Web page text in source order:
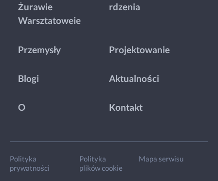
Żurawie
Warsztatoweie
rdzenia
Przemysły Projektowanie
Blogi Aktualności
O Kontakt
Polityka
prywatności
Polityka
plików cookie
Mapa serwisu